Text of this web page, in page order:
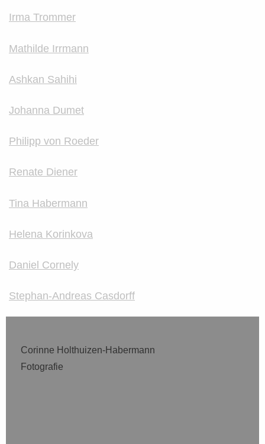
Irma Trommer
Mathilde Irrmann
Ashkan Sahihi
Johanna Dumet
Philipp von Roeder
Renate Diener
Tina Habermann
Helena Korinkova
Daniel Cornely
Stephan-Andreas Casdorff
Corinne Holthuizen-Habermann
Fotografie